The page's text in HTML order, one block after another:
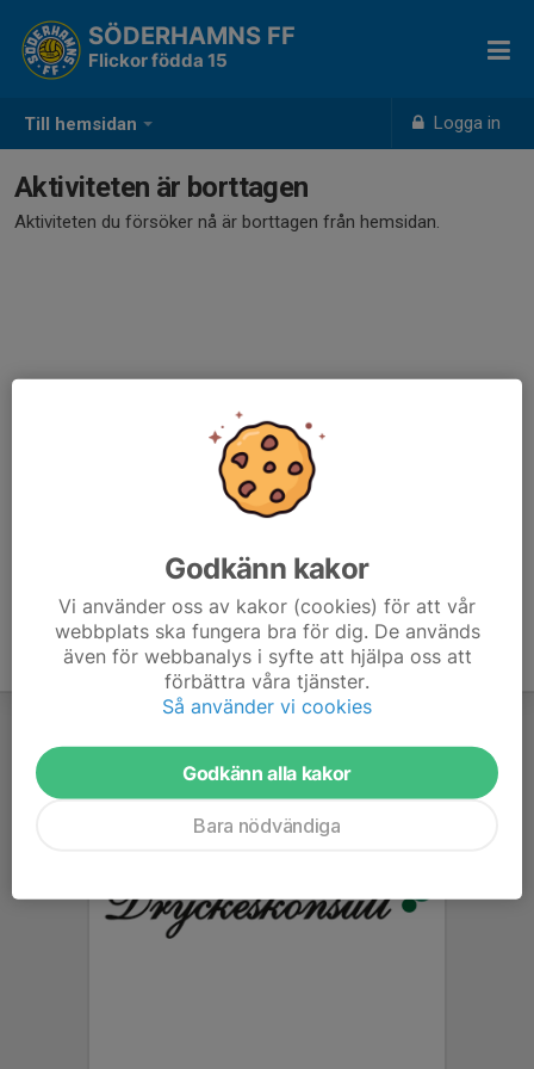
Till hemsidan Logga in
SÖDERHAMNS FF
Flickor födda 15
Aktiviteten är borttagen
Aktiviteten du försöker nå är borttagen från hemsidan.
Godkänn kakor
Vi använder oss av kakor (cookies) för att vår
webbplats ska fungera bra för dig. De används
även för webbanalys i syfte att hjälpa oss att
förbättra våra tjänster.
Så använder vi cookies
Godkänn alla kakor
Bara nödvändiga